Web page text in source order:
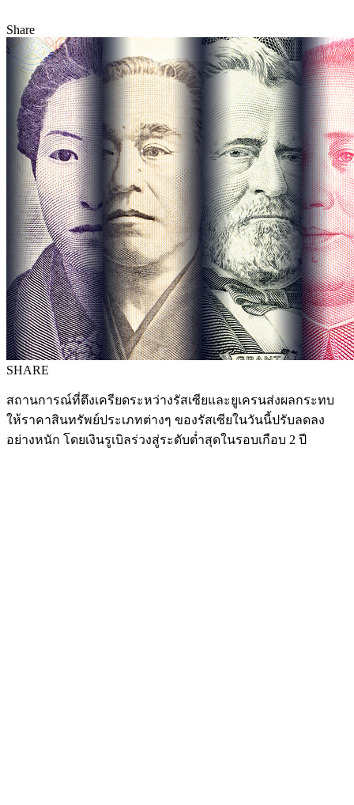
Share
SHARE
สถานการณ์ที่ตึงเครียดระหว่างรัสเซียและยูเครนส่งผลกระทบ
ให้ราคาสินทรัพย์ประเภทต่างๆ ของรัสเซียในวันนี้ปรับลดลง
อย่างหนัก โดยเงินรูเบิลร่วงสู่ระดับต่ำสุดในรอบเกือบ 2 ปี